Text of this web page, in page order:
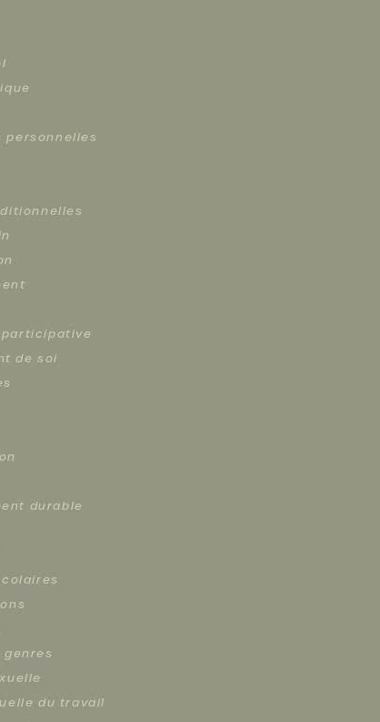
personnelles
de soi
durable
du travail